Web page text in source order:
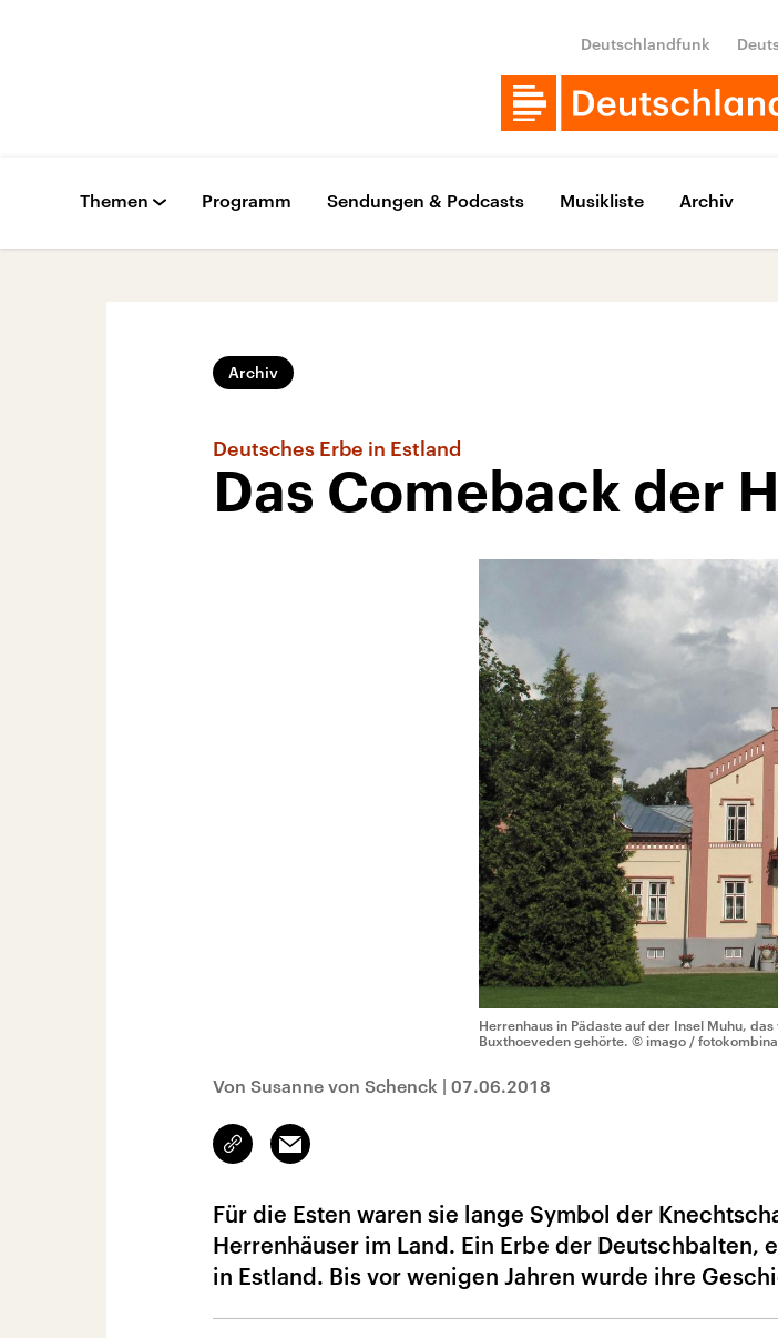
Deutschlandfunk
Themen Programm Sendungen & Podcasts Musikliste Archiv
Archiv
Deutsches Erbe in Estland
Das Comeback der
Herrenhaus in Pädaste auf der Insel Muhu,
Buxthoeveden gehörte. © imago /
Von Susanne von Schenck | 07.06.2018
Link
kopieren/teilen
Email
Für die Esten waren sie lange Symbol der
Herrenhäuser im Land. Ein Erbe der Deutschbalten,
in Estland. Bis vor wenigen Jahren wurde ihre